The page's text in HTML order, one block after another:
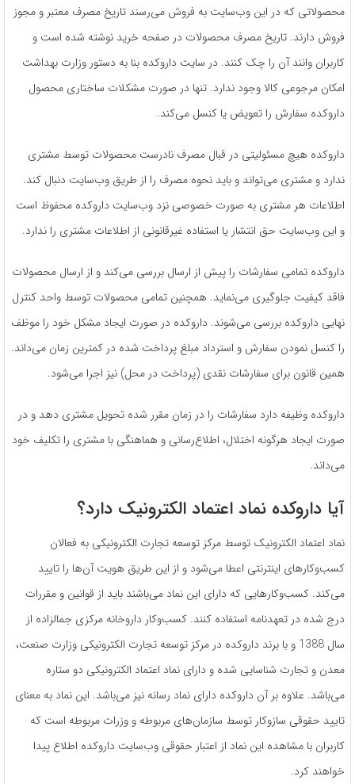
محصولاتی که در این وب‌سایت به فروش می‌رسند تاریخ مصرف معتبر و مجوز
فروش دارند. تاریخ مصرف محصولات در صفحه خرید نوشته شده است و
کاربران ‌وانند آن را چک کنند. در سایت داروکده بنا به دستور وزارت بهداشت
امکان مرجوعی کالا وجود ندارد. تنها در صورت مشکلات ساختاری محصول
داروکده سفارش را تعویض یا کنسل می‌کند.
داروکده هیچ مسئولیتی در قبال مصرف نادرست محصولات توسط مشتری
ندارد و مشتری می‌تواند و باید نحوه مصرف را از طریق وب‌سایت دنبال کند.
اطلاعات هر مشتری به صورت خصوصی نزد وب‌سایت داروکده محفوظ است
و این وب‌سایت حق انتشار یا استفاده غیرقانونی از اطلاعات مشتری را ندارد.
داروکده تمامی سفارشات را پیش از ارسال بررسی می‌کند و از ارسال محصولات
فاقد کیفیت جلوگیری می‌نماید. همچنین تمامی محصولات توسط واحد کنترل
نهایی داروکده بررسی می‌شوند. داروکده در صورت ایجاد مشکل خود را موظف
را کنسل نمودن سفارش و استرداد مبلغ پرداخت شده در کمترین زمان می‌‌داند.
همین قانون برای سفارشات نقدی (پرداخت در محل) نیز اجرا می‌شود.
داروکده وظیفه دارد سفارشات را در زمان مقرر شده تحویل مشتری دهد و در
صورت ایجاد هرگونه اختلال، اطلاع‌رسانی و هماهنگی با مشتری را تکلیف خود
می‌داند.
آیا داروکده نماد اعتماد الکترونیک دارد؟
نماد اعتماد الکترونیک توسط مرکز توسعه تجارت الکترونیکی به فعالان
کسب‌وکارهای اینترنتی اعطا می‌شود و از این طریق هویت آن‌ها را تایید
می‌کند. کسب‌وکارهایی که دارای این نماد می‌باشند باید از قوانین و مقررات
درج شده در تعهدنامه استفاده کنند. کسب‌وکار داروخانه مرکزی جمالزاده از
سال 1388 و با برند داروکده در مركز توسعه تجارت الكترونیكی وزارت صنعت،
معدن و تجارت شناسایی شده و دارای نماد اعتماد الكترونیكی دو ستاره
می‌باشد. علاوه بر آن داروکده دارای نماد رسانه نیز می‌باشد. این نماد به معنای
تایید حقوقی سازوکار توسط سازمان‌های مربوطه و وزرات مربوطه است که
کاربران با مشاهده این نماد از اعتبار حقوقی وب‌سایت داروکده اطلاع پیدا
خواهند کرد.